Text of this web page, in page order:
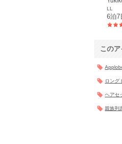
LL
6泊7
この
ロング
ヘアセ
親族列